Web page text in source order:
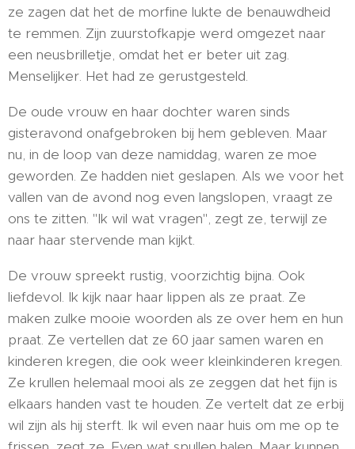
ze zagen dat het de morfine lukte de benauwdheid
te remmen. Zijn zuurstofkapje werd omgezet naar
een neusbrilletje, omdat het er beter uit zag.
Menselijker. Het had ze gerustgesteld.
De oude vrouw en haar dochter waren sinds
gisteravond onafgebroken bij hem gebleven. Maar
nu, in de loop van deze namiddag, waren ze moe
geworden. Ze hadden niet geslapen. Als we voor het
vallen van de avond nog even langslopen, vraagt ze
ons te zitten. "Ik wil wat vragen", zegt ze, terwijl ze
naar haar stervende man kijkt.
De vrouw spreekt rustig, voorzichtig bijna. Ook
liefdevol. Ik kijk naar haar lippen als ze praat. Ze
maken zulke mooie woorden als ze over hem en hun
praat. Ze vertellen dat ze 60 jaar samen waren en
kinderen kregen, die ook weer kleinkinderen kregen.
Ze krullen helemaal mooi als ze zeggen dat het fijn is
elkaars handen vast te houden. Ze vertelt dat ze erbij
wil zijn als hij sterft. Ik wil even naar huis om me op te